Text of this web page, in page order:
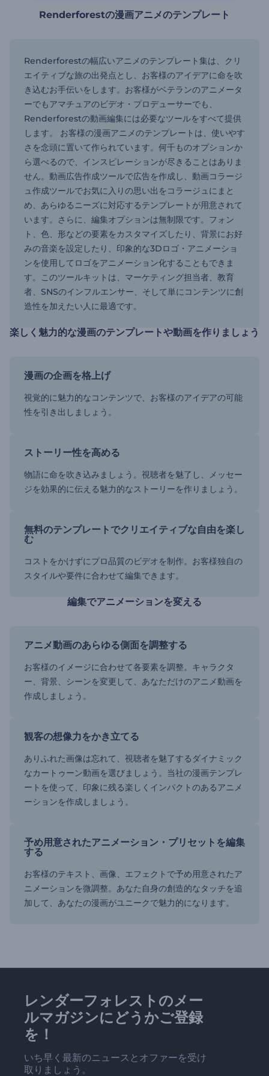
Renderforestの漫画アニメのテンプレート
Renderforestの幅広いアニメのテンプレート集は、クリ
エイティブな旅の出発点とし、お客様のアイデアに命を吹
き込むお手伝いをします。お客様がベテランのアニメータ
ーでもアマチュアのビデオ・プロデューサーでも、
Renderforestの動画編集には必要なツールをすべて提供
します。 お客様の漫画アニメのテンプレートは、使いやす
さを念頭に置いて作られています。何千ものオプションか
ら選べるので、インスピレーションが尽きることはありま
せん。動画広告作成ツールで広告を作成し、動画コラージ
ュ作成ツールでお気に入りの思い出をコラージュにまと
め、あらゆるニーズに対応するテンプレートが用意されて
います。さらに、編集オプションは無制限です。フォン
ト、色、形などの要素をカスタマイズしたり、背景にお好
みの音楽を設定したり、印象的な3Dロゴ・アニメーショ
ンを使用してロゴをアニメーション化することもできま
す。このツールキットは、マーケティング担当者、教育
者、SNSのインフルエンサー、そして単にコンテンツに創
造性を加えたい人に最適です。
楽しく魅力的な漫画のテンプレートや動画を作りましょう
漫画の企画を格上げ
視覚的に魅力的なコンテンツで、お客様のアイデアの可能
性を引き出しましょう。
ストーリー性を高める
物語に命を吹き込みましょう。視聴者を魅了し、メッセー
ジを効果的に伝える魅力的なストーリーを作りましょう。
無料のテンプレートでクリエイティブな自由を楽し
む
コストをかけずにプロ品質のビデオを制作。お客様独自の
スタイルや要件に合わせて編集できます。
編集でアニメーションを変える
アニメ動画のあらゆる側面を調整する
お客様のイメージに合わせて各要素を調整。キャラクタ
ー、背景、シーンを変更して、あなただけのアニメ動画を
作成しましょう。
観客の想像力をかき立てる
ありふれた画像は忘れて、視聴者を魅了するダイナミック
なカートゥーン動画を選びましょう。当社の漫画テンプレ
ートを使って、印象に残る楽しくインパクトのあるアニメ
ーションを作成しましょう。
予め用意されたアニメーション・プリセットを編集
する
お客様のテキスト、画像、エフェクトで予め用意されたア
ニメーションを微調整。あなた自身の創造的なタッチを追
加して、あなたの漫画がユニークで魅力的になります。
レンダーフォレストのメー
ルマガジンにどうかご登録
を！
いち早く最新のニュースとオファーを受け
取りましょう。